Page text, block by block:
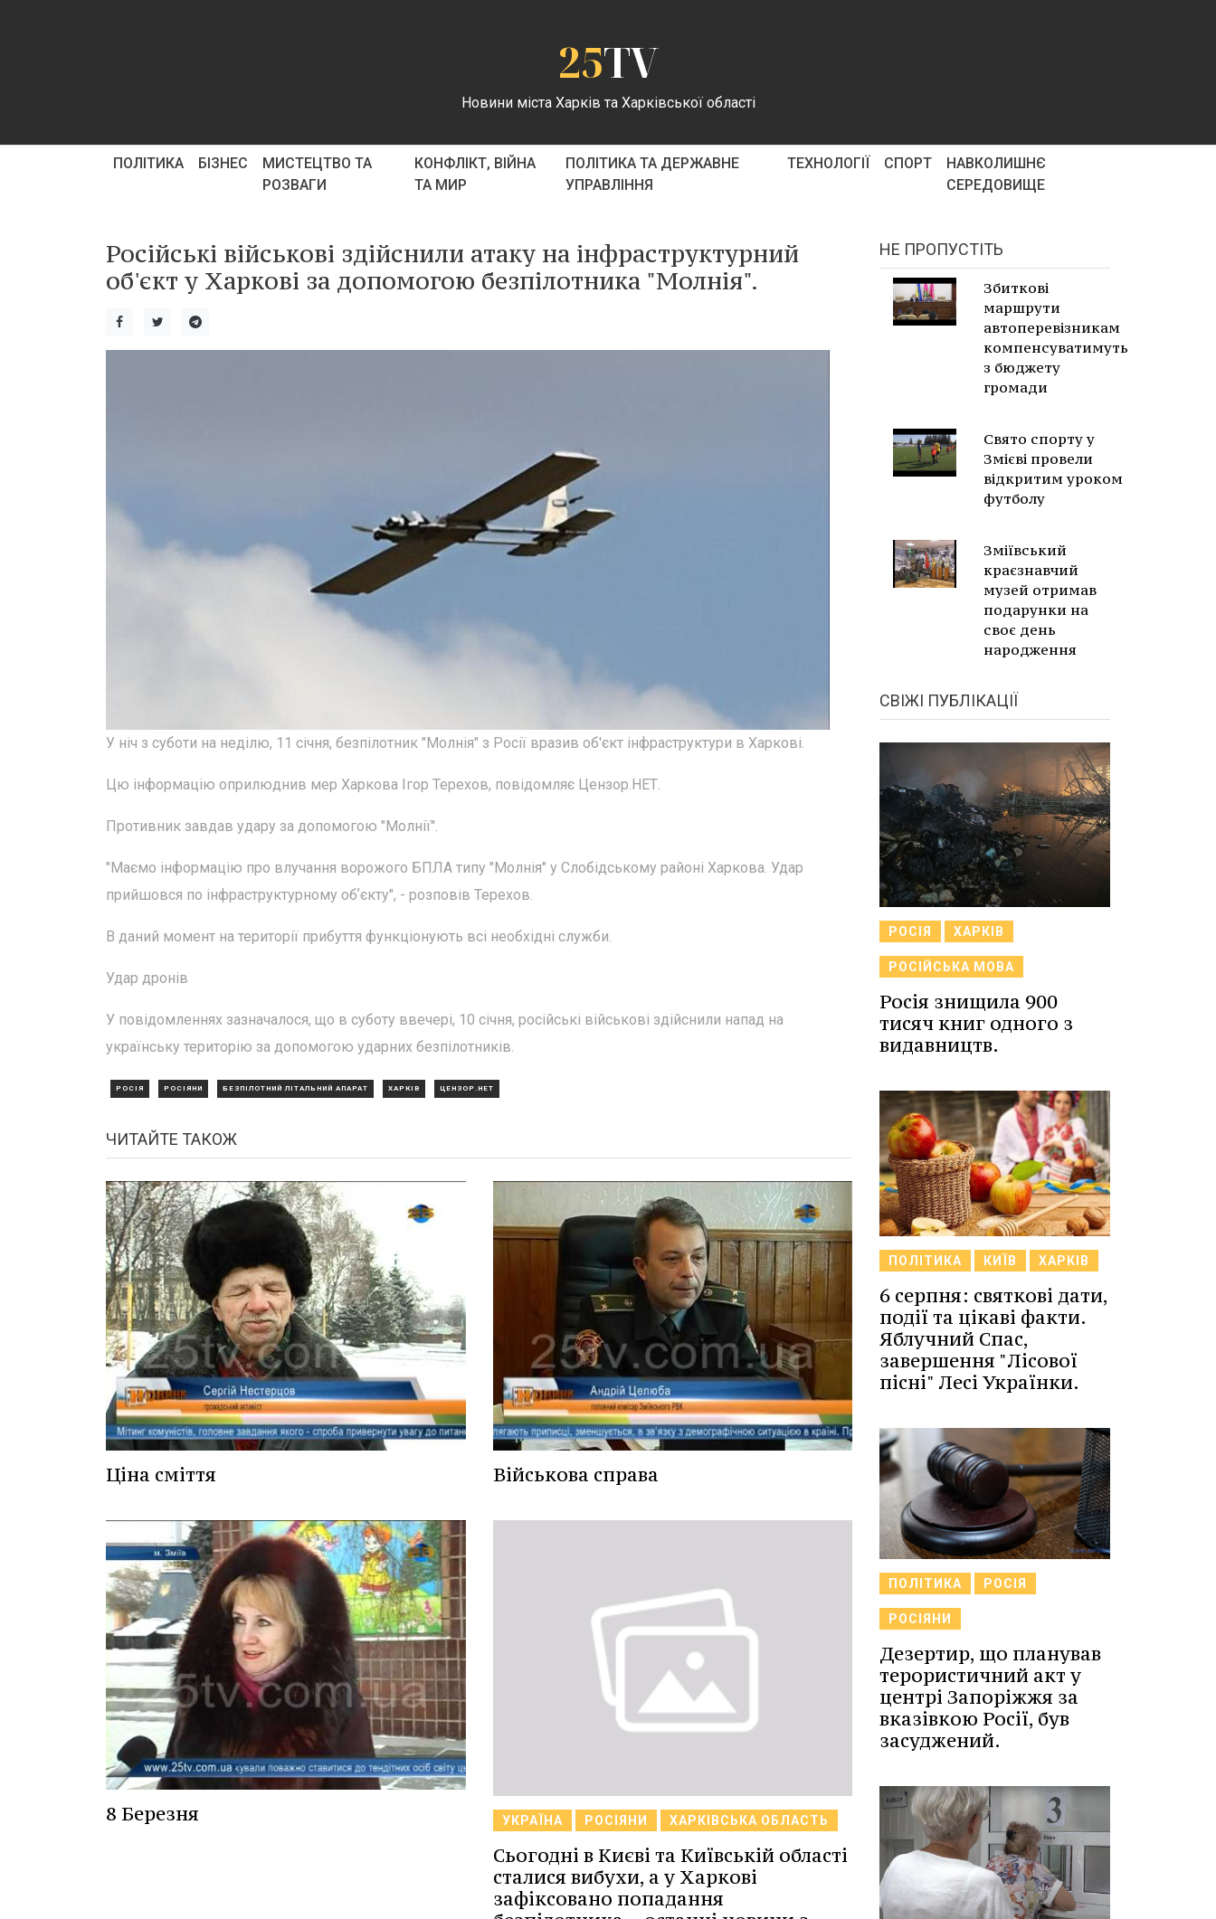
25TV
Новини міста Харків та Харківської області
ПОЛІТИКА БІЗНЕС
МИСТЕЦТВО ТА
РОЗВАГИ
КОНФЛІКТ, ВІЙНА
ТА МИР
ПОЛІТИКА ТА ДЕРЖАВНЕ
УПРАВЛІННЯ
ТЕХНОЛОГІЇ СПОРТ
НАВКОЛИШНЄ
СЕРЕДОВИЩЕ
Російські військові здійснили атаку на інфраструктурний
об'єкт у Харкові за допомогою безпілотника "Молнія".
У ніч з суботи на неділю, 11 січня, безпілотник "Молнія" з Росії вразив об'єкт інфраструктури в Харкові.
Цю інформацію оприлюднив мер Харкова Ігор Терехов, повідомляє Цензор.НЕТ.
Противник завдав удару за допомогою "Молнії".
"Маємо інформацію про влучання ворожого БПЛА типу "Молнія" у Слобідському районі Харкова. Удар
прийшовся по інфраструктурному обʼєкту", - розповів Терехов.
В даний момент на території прибуття функціонують всі необхідні служби.
Удар дронів
У повідомленнях зазначалося, що в суботу ввечері, 10 січня, російські військові здійснили напад на
українську територію за допомогою ударних безпілотників.
РОСІЯ РОСІЯНИ БЕЗПІЛОТНИЙ ЛІТАЛЬНИЙ АПАРАТ ХАРКІВ ЦЕНЗОР.НЕТ
ЧИТАЙТЕ ТАКОЖ
Ціна сміття Військова справа
8 Березня УКРАЇНА РОСІЯНИ ХАРКІВСЬКА ОБЛАСТЬ
Сьогодні в Києві та Київській області
сталися вибухи, а у Харкові
зафіксовано попадання
НЕ ПРОПУСТІТЬ
Збиткові
маршрути
автоперевізникам
компенсуватимуть
з бюджету
громади
Свято спорту у
Змієві провели
відкритим уроком
футболу
Зміївський
краєзнавчий
музей отримав
подарунки на
своє день
народження
СВІЖІ ПУБЛІКАЦІЇ
РОСІЯ ХАРКІВ
РОСІЙСЬКА МОВА
Росія знищила 900
тисяч книг одного з
видавництв.
ПОЛІТИКА КИЇВ ХАРКІВ
6 серпня: святкові дати,
події та цікаві факти.
Яблучний Спас,
завершення "Лісової
пісні" Лесі Українки.
ПОЛІТИКА РОСІЯ
РОСІЯНИ
Дезертир, що планував
терористичний акт у
центрі Запоріжжя за
вказівкою Росії, був
засуджений.